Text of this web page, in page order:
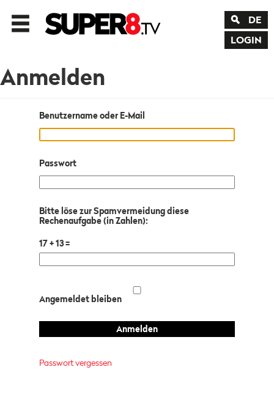
DE
LOGIN
Anmelden
Benutzername oder E-Mail
Passwort
Bitte löse zur Spamvermeidung diese
Rechenaufgabe (in Zahlen):
17 + 13 =
Angemeldet bleiben
Passwort vergessen